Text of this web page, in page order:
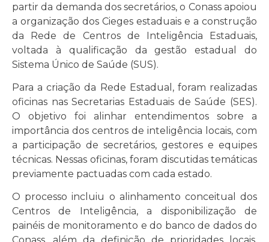
partir da demanda dos secretários, o Conass apoiou
a organização dos Cieges estaduais e a construção
da Rede de Centros de Inteligência Estaduais,
voltada à qualificação da gestão estadual do
Sistema Único de Saúde (SUS).
Para a criação da Rede Estadual, foram realizadas
oficinas nas Secretarias Estaduais de Saúde (SES).
O objetivo foi alinhar entendimentos sobre a
importância dos centros de inteligência locais, com
a participação de secretários, gestores e equipes
técnicas. Nessas oficinas, foram discutidas temáticas
previamente pactuadas com cada estado.
O processo incluiu o alinhamento conceitual dos
Centros de Inteligência, a disponibilização de
painéis de monitoramento e do banco de dados do